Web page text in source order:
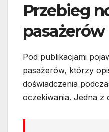
Przebieg
pasażerów
Pod publikacjami
pasażerów, którzy
doświadczenia
oczekiwania. Jedna z